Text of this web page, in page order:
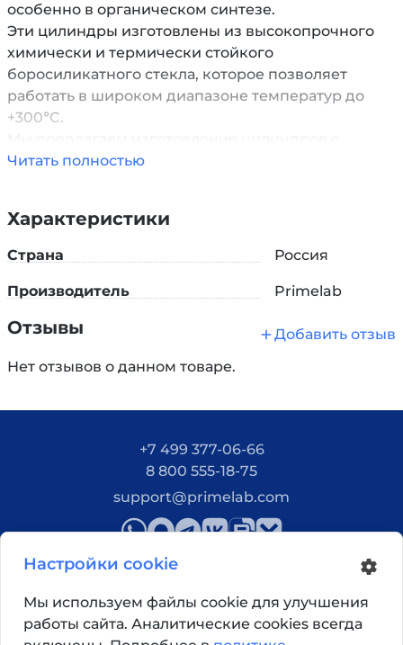
особенно в органическом синтезе.
Эти цилиндры изготовлены из высокопрочного
химически и термически стойкого
боросиликатного стекла, которое позволяет
работать в широком диапазоне температур до
+300°C.
рубашкой охлаждения по вашему техническому
изготовления и точное выполнение всех ваших
требований. Благодаря нашему безупречному
производству вы сможете получить идеально
подходящий продукт, который будет эффективно
лаборатории.
Читать полностью
Характеристики
Страна Россия
Производитель Primelab
Отзывы
Добавить отзыв
Нет отзывов о данном товаре.
+7 499 377-06-66
8 800 555-18-75
support@primelab.com
Настройки cookie
Мы используем файлы cookie для улучшения
работы сайта. Аналитические cookies всегда